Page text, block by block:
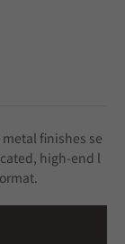
finishes se
high-end l